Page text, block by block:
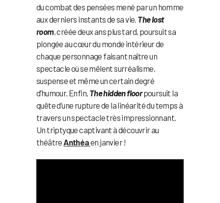
du combat des pensées mené par un homme
aux derniers instants de sa vie. The lost
room, créée deux ans plus tard, poursuit sa
plongée au cœur du monde intérieur de
chaque personnage faisant naître un
spectacle où se mêlent surréalisme,
suspense et même un certain degré
d’humour. Enfin, The hidden floorpoursuit la
quête d’une rupture de la linéarité du temps à
travers un spectacle très impressionnant.
Un triptyque captivant à découvrir au
théâtre Anthéaen janvier !